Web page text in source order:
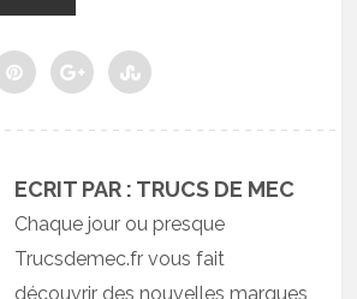
ECRIT PAR : TRUCS DE MEC
Chaque jour ou presque
Trucsdemec.fr vous fait
découvrir des nouvelles marques